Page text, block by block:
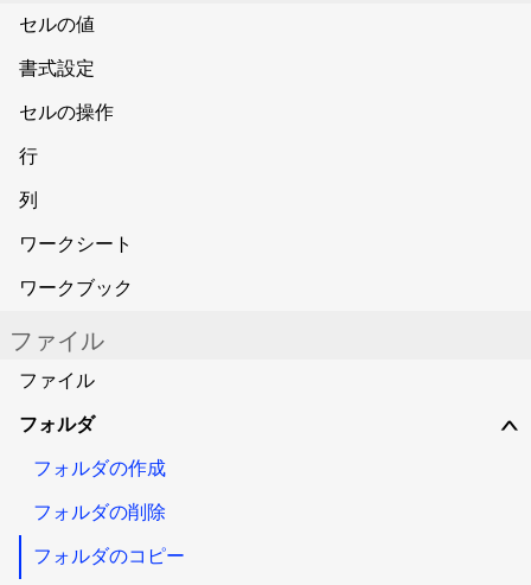
セルの値
書式設定
セルの操作
行
列
ワークシート
ワークブック
ファイル
ファイル
∨
フォルダ
フォルダの作成
フォルダの削除
フォルダのコピー